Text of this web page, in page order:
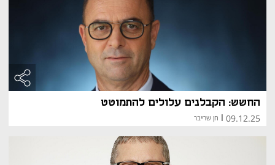
החשש: הקבלנים עלולים להתמוטט
09.12.25 חן שרייבר